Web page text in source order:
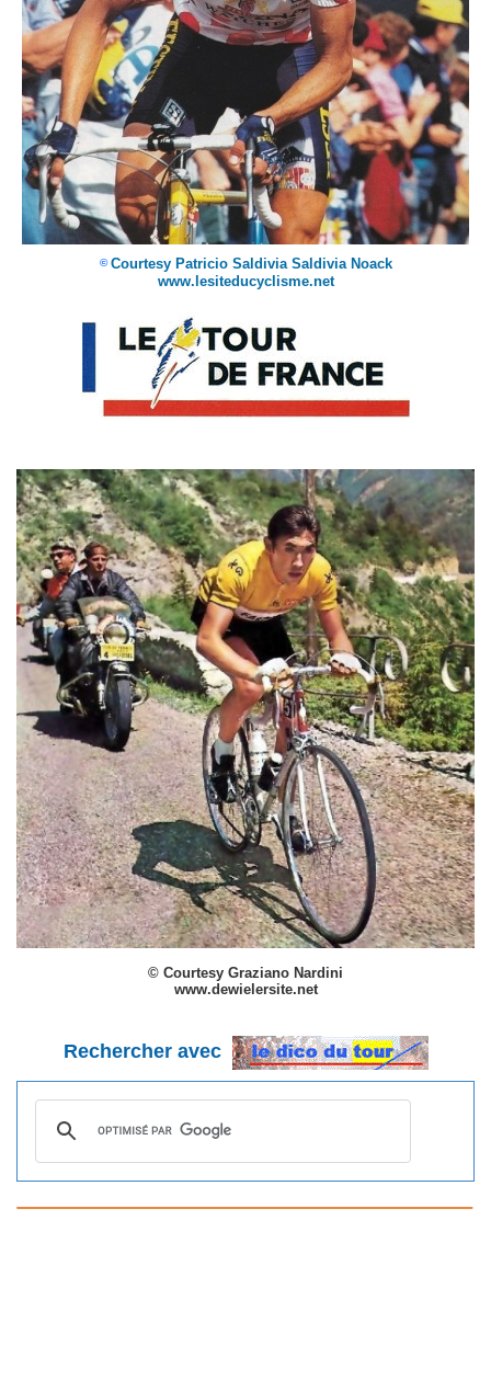
© Courtesy Patricio Saldivia Saldivia Noack
www.lesiteducyclisme.net
© Courtesy Graziano Nardini
www.dewielersite.net
Rechercher avec